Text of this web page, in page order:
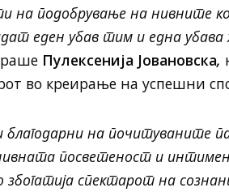
на подобрување на нивните
еден убав тим и една убава
Пулексенија Јовановска,
во креирање на успешни
благодарни на почитуваните
посветеност и интимен
спектарот на